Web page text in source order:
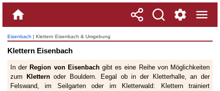
Eisenbach | Klettern Eisenbach & Umgebung
Klettern Eisenbach
In der Region von Eisenbachgibt es eine Reihe von Möglichkeiten
zum
Kletternoder Bouldern. Eegal ob in der Kletterhalle, an der
Felswand, im Seilgarten oder im Kletterwald: Klettern trainiert